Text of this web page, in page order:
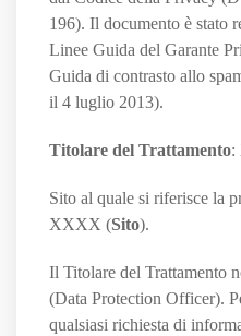
196). Il documento è stato
Linee Guida del Garante
Guida di contrasto allo
il 4 luglio 2013).
Titolare del Trattamento:
Sito al quale si riferisce la
XXXX (Sito).
Il Titolare del Trattamento
(Data Protection Officer).
qualsiasi richiesta di